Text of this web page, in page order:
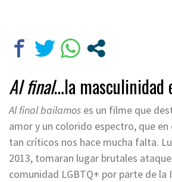
Al final…la masculinidad
Al final bailamos es un filme que
amor y un colorido espectro, que
tan críticos nos hace mucha falta.
2013, tomaran lugar brutales
comunidad LGBTQ+ por parte de la